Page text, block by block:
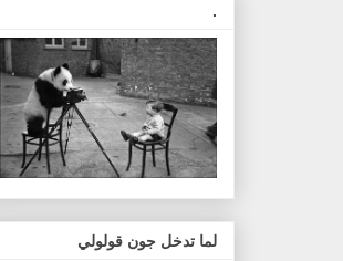
.
لما تدخل جون قولولي